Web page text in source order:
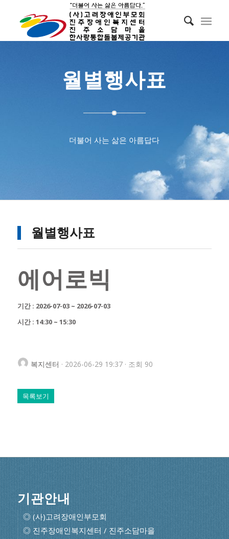
월별행사표
더불어 사는 삶은 아름답다
월별행사표
에어로빅
기간 : 2026-07-03 ~ 2026-07-03
시간 : 14:30 ~ 15:30
복지센터 · 2026-06-29 19:37 · 조회 90
목록보기
기관안내
◎ (사)고려장애인부모회
◎ 진주장애인복지센터 / 진주소담마을